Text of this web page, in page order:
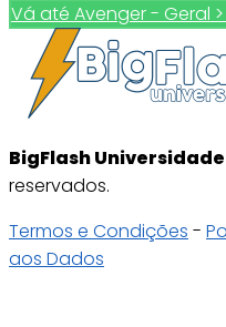
Vá até Avenger - Geral
BigFlash Universidade
reservados.
Termos e Condições -
aos Dados